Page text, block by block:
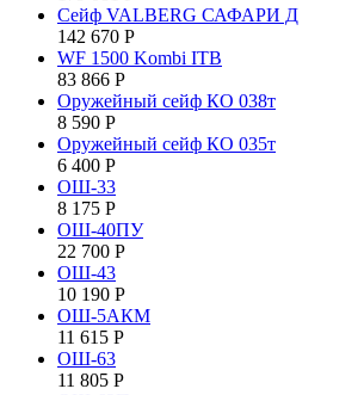
Сейф VALBERG САФАРИ Д
142 670 Р
WF 1500 Kombi ITB
83 866 Р
Оружейный сейф КО 038т
8 590 Р
Оружейный сейф КО 035т
6 400 Р
ОШ-33
8 175 Р
ОШ-40ПУ
22 700 Р
ОШ-43
10 190 Р
ОШ-5АКМ
11 615 Р
ОШ-63
11 805 Р